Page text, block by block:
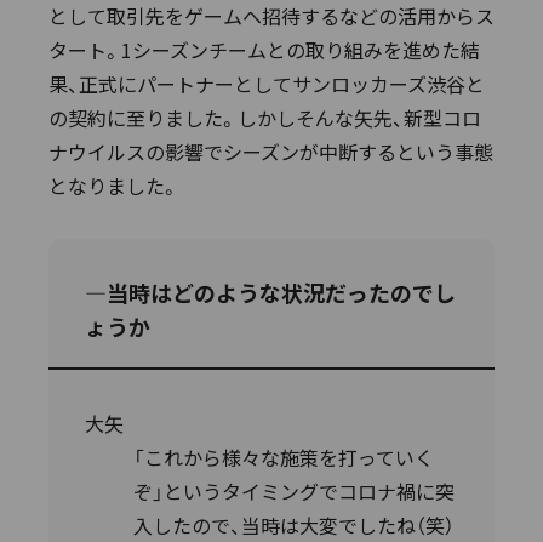
として取引先をゲームへ招待するなどの活用からス
タート。1シーズンチームとの取り組みを進めた結
果、正式にパートナーとしてサンロッカーズ渋谷と
の契約に至りました。しかしそんな矢先、新型コロ
ナウイルスの影響でシーズンが中断するという事態
となりました。
―当時はどのような状況だったのでし
ょうか
大矢
「これから様々な施策を打っていく
ぞ」というタイミングでコロナ禍に突
入したので、当時は大変でしたね（笑）